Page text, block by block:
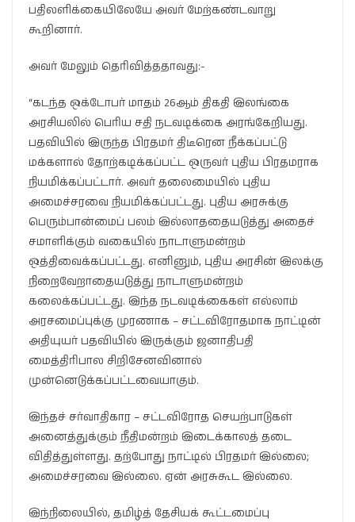
பதிலளிக்கையிலேயே அவர் மேற்கண்டவாறு
கூறினார்.
அவர் மேலும் தெரிவித்ததாவது:-
“கடந்த ஒக்டோபர் மாதம் 26ஆம் திகதி இலங்கை
அரசியலில் பெரிய சதி நடவடிக்கை அரங்கேறியது.
பதவியில் இருந்த பிரதமர் திடீரென நீக்கப்பட்டு
மக்களால் தோற்கடிக்கப்பட்ட ஒருவர் புதிய பிரதமராக
நியமிக்கப்பட்டார். அவர் தலைமையில் புதிய
அமைச்சரவை நியமிக்கப்பட்டது. புதிய அரசுக்கு
பெரும்பான்மைப் பலம் இல்லாததையடுத்து அதைச்
சமாளிக்கும் வகையில் நாடாளுமன்றம்
ஒத்திவைக்கப்பட்டது. எனினும், புதிய அரசின் இலக்கு
நிறைவேறாதையடுத்து நாடாளுமன்றம்
கலைக்கப்பட்டது. இந்த நடவடிக்கைகள் எல்லாம்
அரசமைப்புக்கு முரணாக – சட்டவிரோதமாக நாட்டின்
அதியுயர் பதவியில் இருக்கும் ஜனாதிபதி
மைத்திரிபால சிறிசேனவினால்
முன்னெடுக்கப்பட்டவையாகும்.
இந்தச் சர்வாதிகார – சட்டவிரோத செயற்பாடுகள்
அனைத்துக்கும் நீதிமன்றம் இடைக்காலத் தடை
விதித்துள்ளது. தற்போது நாட்டில் பிரதமர் இல்லை;
அமைச்சரவை இல்லை. ஏன் அரசுகூட இல்லை.
இந்நிலையில், தமிழ்த் தேசியக் கூட்டமைப்பு